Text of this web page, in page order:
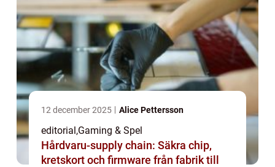
12 december 2025 Alice Pettersson
editorial,Gaming & Spel
Hårdvaru-supply chain: Säkra chip,
kretskort och firmware från fabrik till